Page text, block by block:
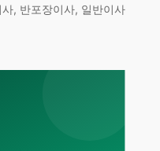
, 반포장이사, 일반이사